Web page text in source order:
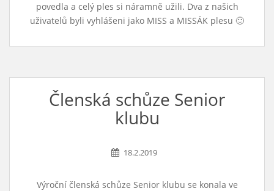
povedla a celý ples si náramně užili. Dva z našich
uživatelů byli vyhlášeni jako MISS a MISSÁK plesu 🙂
Členská schůze Senior
klubu
18.2.2019
Výroční členská schůze Senior klubu se konala ve